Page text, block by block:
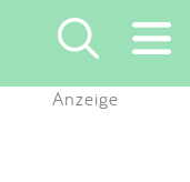
Anzeige